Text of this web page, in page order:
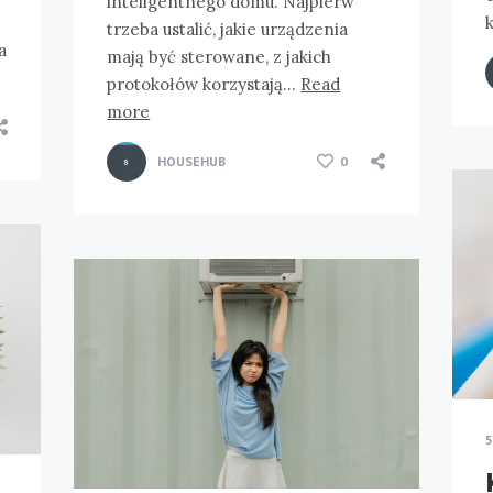
trzeba ustalić, jakie urządzenia
mają być sterowane, z jakich
protokołów korzystają… Read
more
HOUSEHUB 0